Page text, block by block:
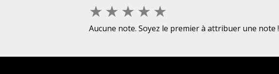
★ ★ ★ ★ ★
Aucune note. Soyez le premier à attribuer une note !